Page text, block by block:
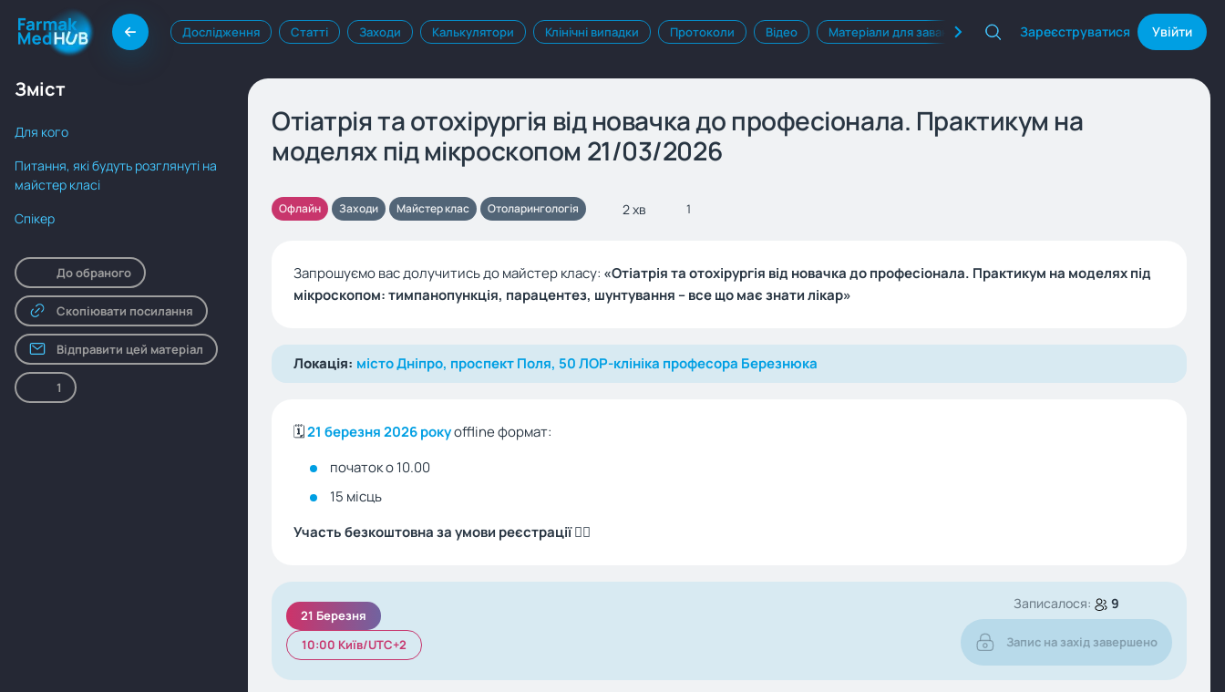
Дослідження Статті Заходи Калькулятори Клінічні випадки Протоколи Відео Матеріали для завантаження Квізи Продукти Фармак
Зареєструватися Увійти
Отіатрія та отохірургія від новачка до професіонала. Практикум на
моделях під мікроскопом 21/03/2026
Офлайн Заходи Майстер клас Отоларингологія 2 хв 1
Запрошуємо вас долучитись до майстер класу: «Отіатрія та отохірургія від новачка до професіонала. Практикум на моделях під
мікроскопом: тимпанопункція, парацентез, шунтування – все що має знати лікар»
Локація: місто Дніпро, проспект Поля, 50 ЛОР-клініка професора Березнюка
🗓️21 березня 2026 рокуoffline формат:
початок о 10.00
15 місць
Участь безкоштовна за умови реєстрації 👇🏻
21 Березня
10:00 Київ/UTC+2
Записалося: 9
Запис на захід завершено
Зміст
Для кого
Питання, які будуть розглянуті на
майстер класі
Спікер
До обраного
Скопіювати посилання
Відправити цей матеріал
1